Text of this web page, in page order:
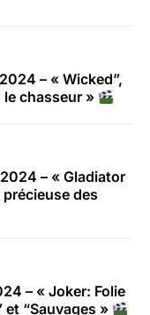
– « Wicked”,
le chasseur »
– « Gladiator
précieuse des
– « Joker: Folie
et “Sauvages »